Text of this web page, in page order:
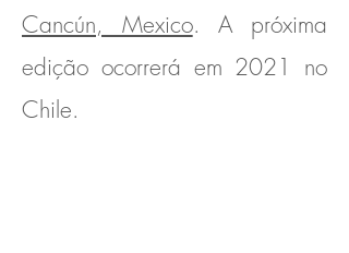
Cancún, Mexico. A próxima
edição ocorrerá em 2021 no
Chile.